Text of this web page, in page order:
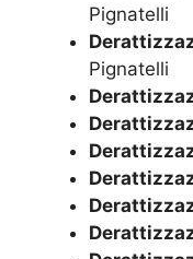
Pignatelli
Pignatelli